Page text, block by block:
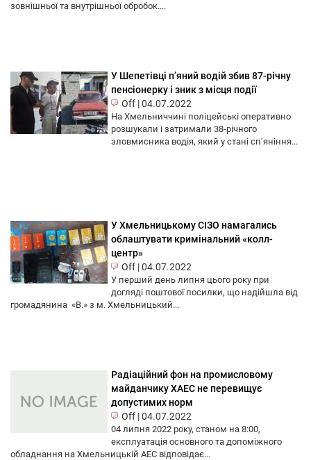
зовнішньої та внутрішньої обробок....
У Шепетівці п’яний водій збив 87-річну
пенсіонерку і зник з місця події
Off |04.07.2022
На Хмельниччині поліцейські оперативно
розшукали і затримали 38-річного
зловмисника водія, який у стані сп’яніння...
У Хмельницькому СІЗО намагались
облаштувати кримінальний «колл-
центр»
Off |04.07.2022
У перший день липня цього року при
догляді поштової посилки, що надійшла від
громадянина «В.» з м. Хмельницький...
Радіаційний фон на промисловому
майданчику ХАЕС не перевищує
допустимих норм
Off |04.07.2022
04 липня 2022 року, станом на 8:00,
експлуатація основного та допоміжного
обладнання на Хмельницькій АЕС відповідає...